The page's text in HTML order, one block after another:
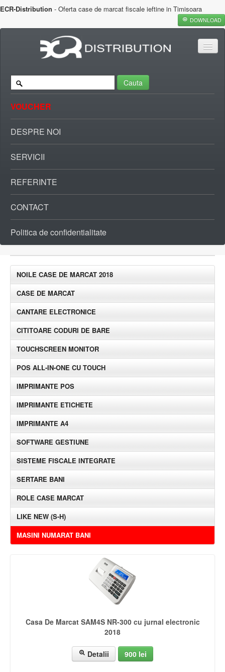
ECR-Distribution - Oferta case de marcat fiscale ieftine in Timisoara
DOWNLOAD
Cauta
VOUCHER
DESPRE NOI
SERVICII
REFERINTE
CONTACT
Politica de confidentialitate
NOILE CASE DE MARCAT 2018
CASE DE MARCAT
CANTARE ELECTRONICE
CITITOARE CODURI DE BARE
TOUCHSCREEN MONITOR
POS ALL-IN-ONE CU TOUCH
IMPRIMANTE POS
IMPRIMANTE ETICHETE
IMPRIMANTE A4
SOFTWARE GESTIUNE
SISTEME FISCALE INTEGRATE
SERTARE BANI
ROLE CASE MARCAT
LIKE NEW (S-H)
MASINI NUMARAT BANI
Casa De Marcat SAM4S NR-300 cu jurnal electronic
2018
Detalii 900 lei